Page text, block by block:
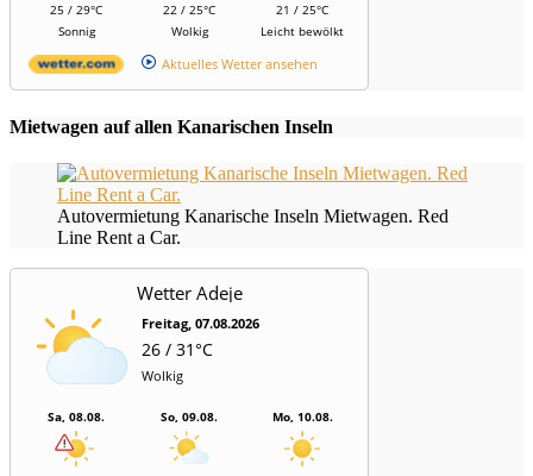
25 / 29°C
Sonnig
22 / 25°C
Wolkig
21 / 25°C
Leicht bewölkt
Aktuelles Wetter ansehen
Mietwagen auf allen Kanarischen Inseln
Autovermietung Kanarische Inseln Mietwagen. Red
Line Rent a Car.
Wetter Adeje
Freitag, 07.08.2026
26 / 31°C
Wolkig
Sa, 08.08. So, 09.08. Mo, 10.08.